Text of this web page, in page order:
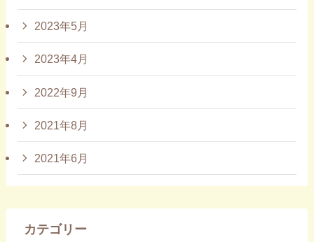
2023年5月
2023年4月
2022年9月
2021年8月
2021年6月
カテゴリー